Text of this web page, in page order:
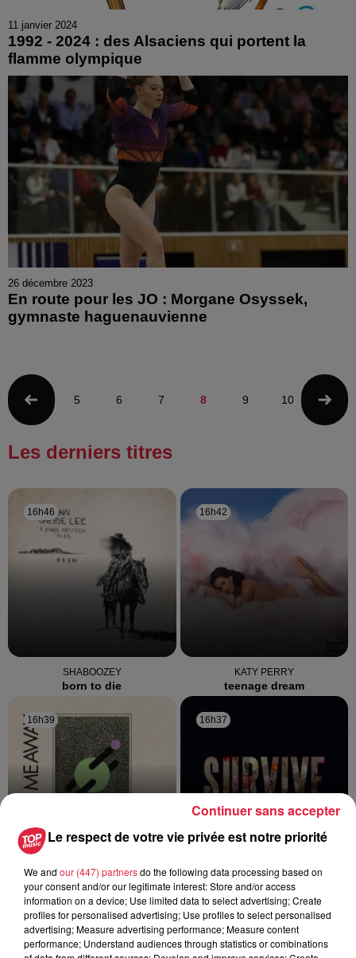
11 janvier 2024
1992 - 2024 : des Alsaciens qui portent la
flamme olympique
26 décembre 2023
En route pour les JO : Morgane Osyssek,
gymnaste haguenauvienne
5 6 7 8 9 10 11
Les derniers titres
16h46
16h46
SHABOOZEY
born to die
16h42
16h42
KATY PERRY
teenage dream
16h39
16h39
TIBZ, MIIIKE DEMERO, ZAGATA
take me away
16h37
16h37
LEWIS CAPALDI
almost
16h34
16h34 16h26
16h26
Le respect de votre vie privée est notre priorité
We and our (447) partnersdo the following data processing based on
your consent and/or our legitimate interest: Store and/or access
information on a device; Use limited data to select advertising; Create
profiles for personalised advertising; Use profiles to select personalised
advertising; Measure advertising performance; Measure content
performance; Understand audiences through statistics or combinations
Continuer sans accepter